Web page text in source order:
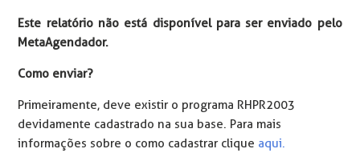
Este relatório não está disponível para ser enviado pelo
MetaAgendador.
Como enviar?
Primeiramente, deve existir o programa RHPR2003
devidamente cadastrado na sua base. Para mais
informações sobre o como cadastrar clique aqui.